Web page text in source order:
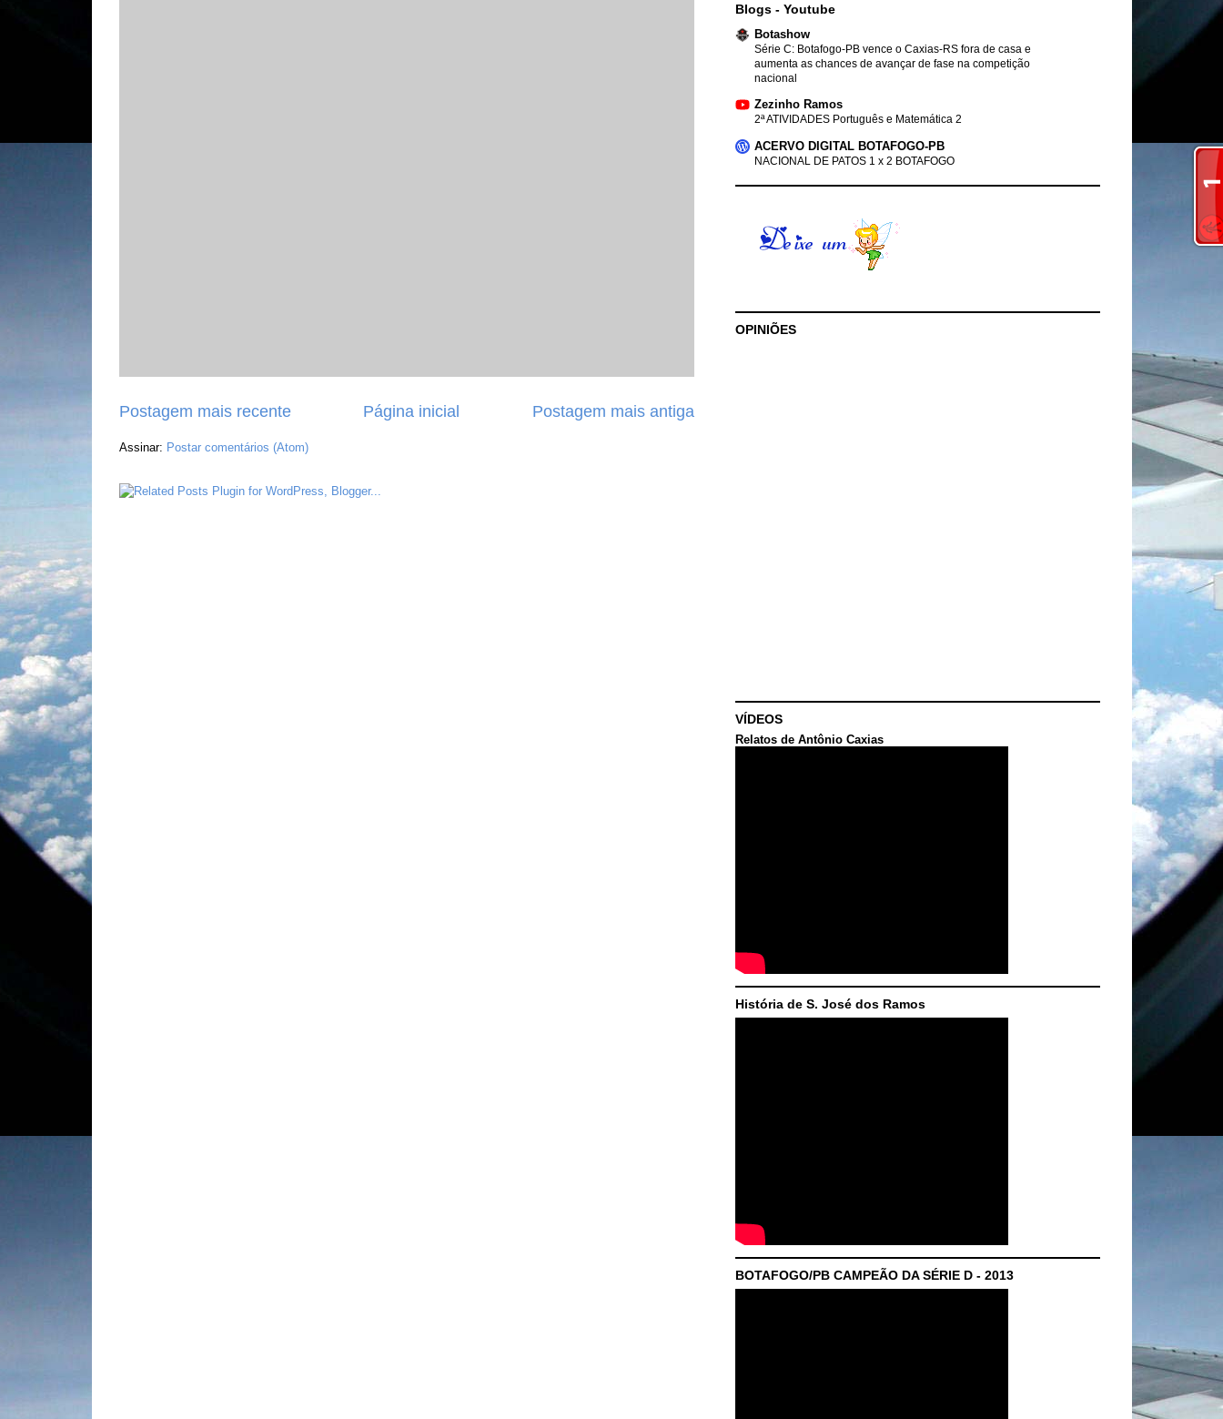
Postagem mais recente Postagem mais antiga
Página inicial
Assinar: Postar comentários (Atom)
Blogs - Youtube
Botashow
Série C: Botafogo-PB vence o Caxias-RS fora de casa e
aumenta as chances de avançar de fase na competição
nacional
Zezinho Ramos
2ª ATIVIDADES Português e Matemática 2
ACERVO DIGITAL BOTAFOGO-PB
NACIONAL DE PATOS 1 x 2 BOTAFOGO
OPINIÕES
VÍDEOS
Relatos de Antônio Caxias
História de S. José dos Ramos
BOTAFOGO/PB CAMPEÃO DA SÉRIE D - 2013